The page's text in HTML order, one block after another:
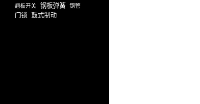
翘板开关 钢板弹簧 钢管
门锁 鼓式制动